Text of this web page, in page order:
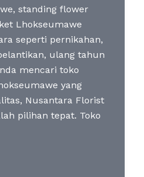
standing flower
Lhokseumawe
seperti pernikahan,
ulang tahun
mencari toko
yang
Nusantara Florist
pilihan tepat. Toko